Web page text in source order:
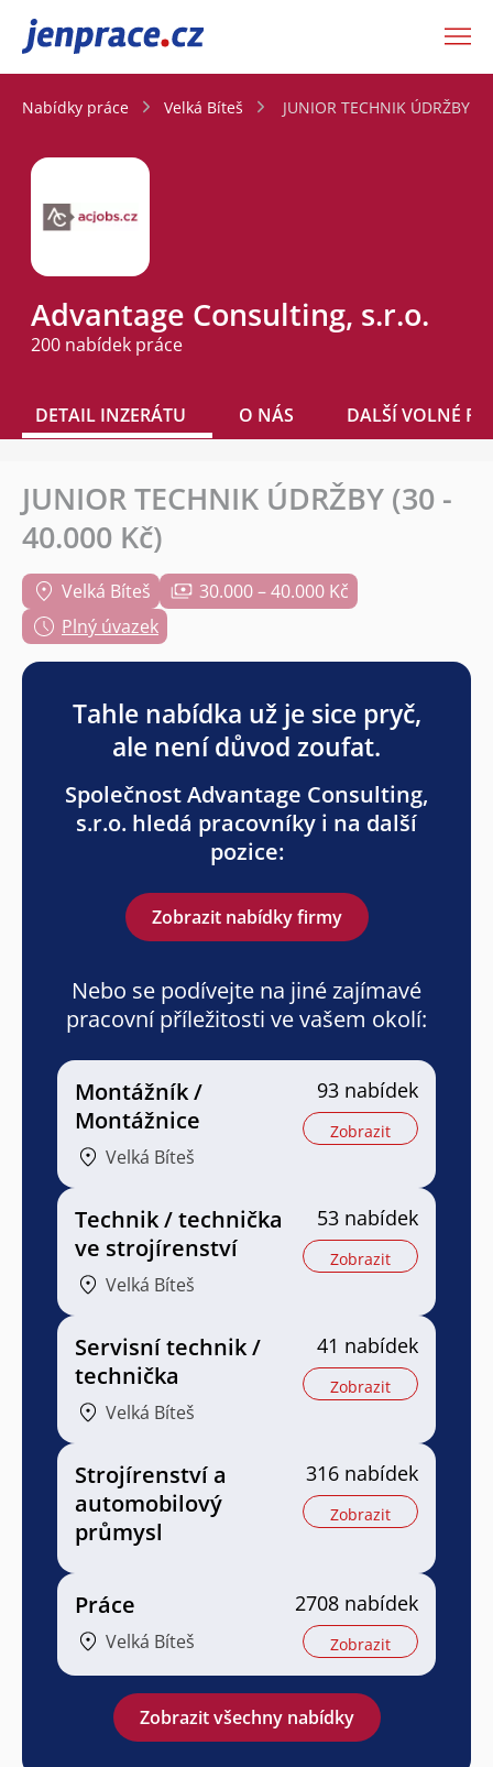
JenPráce.cz
Nabídky práce Velká Bíteš JUNIOR TECHNIK ÚDRŽBY
Advantage Consulting, s.r.o.
200 nabídek práce
DETAIL INZERÁTU O NÁS DALŠÍ VOLNÉ
JUNIOR TECHNIK ÚDRŽBY (30 -
40.000 Kč)
Velká Bíteš
30.000 – 40.000 Kč
Plný úvazek
Tahle nabídka už je sice pryč,
ale není důvod zoufat.
Společnost Advantage Consulting,
s.r.o. hledá pracovníky i na další
pozice:
Zobrazit nabídky firmy
Nebo se podívejte na jiné zajímavé
pracovní příležitosti ve vašem okolí:
Montážník /
Montážnice
Velká Bíteš
93 nabídek
Zobrazit
Technik / technička
ve strojírenství
Velká Bíteš
53 nabídek
Zobrazit
Servisní technik /
technička
Velká Bíteš
41 nabídek
Zobrazit
Strojírenství a
automobilový
průmysl
316 nabídek
Zobrazit
Práce
Velká Bíteš
2708 nabídek
Zobrazit
Zobrazit všechny nabídky